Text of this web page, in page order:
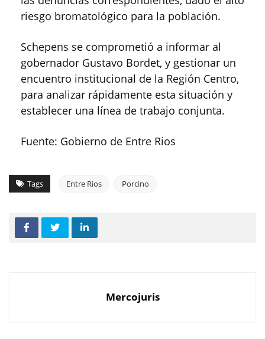
riesgo bromatológico para la población.
Schepens se comprometió a informar al
gobernador Gustavo Bordet, y gestionar un
encuentro institucional de la Región Centro,
para analizar rápidamente esta situación y
establecer una línea de trabajo conjunta.
Fuente: Gobierno de Entre Rios
Tags Entre Rios Porcino
Mercojuris